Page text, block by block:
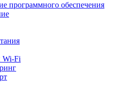
программного обеспечения
Wi-Fi